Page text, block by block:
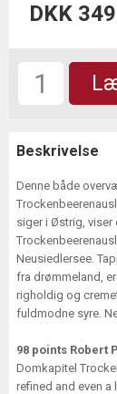
DKK
Beskrivelse
Denne både
siger i Østrig, viser
Neusiedlersee.
fra drømmeland,
righoldig og
fuldmodne syre.
98 points Robert
Domkapitel
refined and even